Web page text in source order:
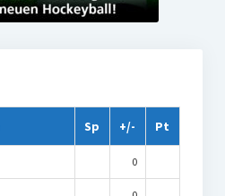
Sp +/- Pt
0